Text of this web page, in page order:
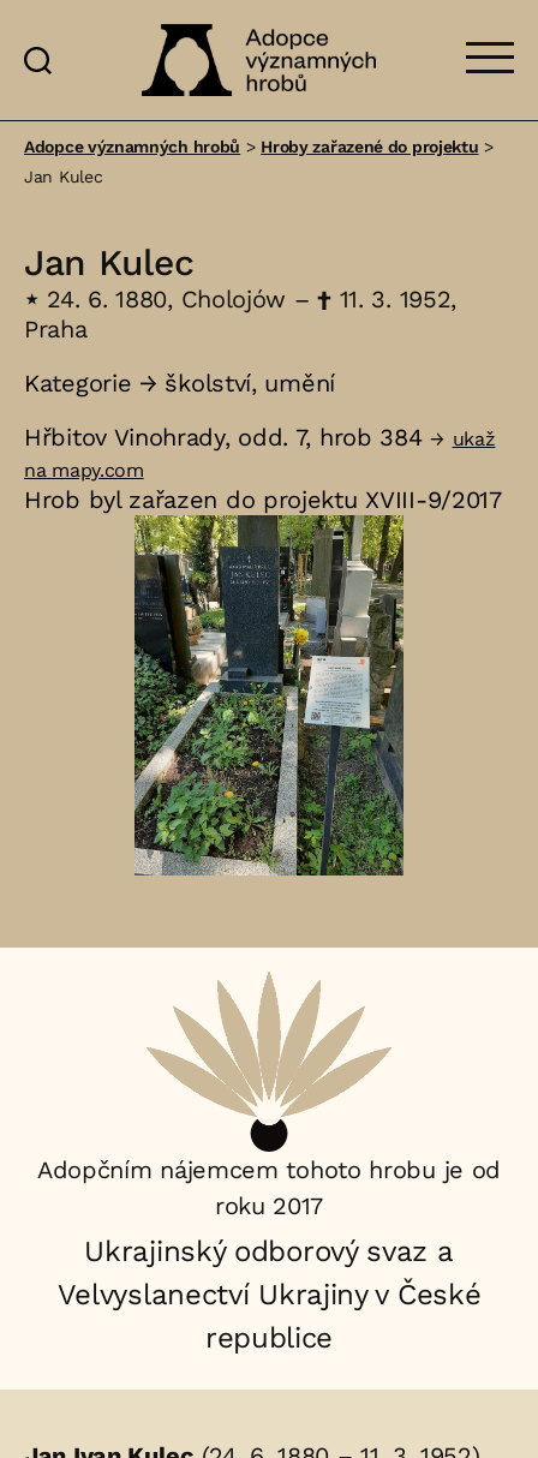
významných
Adopce významných hrobů > Hroby zařazené do projektu >
Jan Kulec
Jan Kulec
⋆ 24. 6. 1880, Cholojów –†11. 3. 1952,
Praha
Kategorie → školství, umění
Hřbitov Vinohrady, odd. 7, hrob 384→ ukaž
na mapy.com
Hrob byl zařazen do projektu XVIII-9/2017
nájemce:
Adopčním nájemcem tohoto hrobu je od
roku 2017
Ukrajinský odborový svaz a
Velvyslanectví Ukrajiny v České
republice